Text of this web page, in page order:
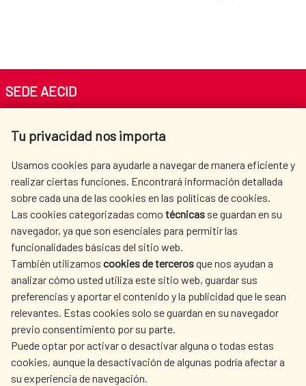
Tu privacidad nos importa
Usamos cookies para ayudarle a navegar de manera eficiente y
realizar ciertas funciones. Encontrará información detallada
sobre cada una de las cookies en las políticas de cookies.
Las cookies categorizadas como técnicas se guardan en su
navegador, ya que son esenciales para permitir las
funcionalidades básicas del sitio web.
También utilizamos cookies de tercerosque nos ayudan a
analizar cómo usted utiliza este sitio web, guardar sus
preferencias y aportar el contenido y la publicidad que le sean
relevantes. Estas cookies solo se guardan en su navegador
previo consentimiento por su parte.
Puede optar por activar o desactivar alguna o todas estas
cookies, aunque la desactivación de algunas podría afectar a
su experiencia de navegación.
SEDE AECID
Tel. +34 900 20 30 54​​​​​​​
AECID
OÙ NOUS COOPÉRONS
L'ACTION HUMANITAIRE
ESPAGNOLE
SALLE DE PRESSE
CULTURE ET SCIENCE BIBLIOTHÈQUE
NOS RÉSEAUX SOCIAUX